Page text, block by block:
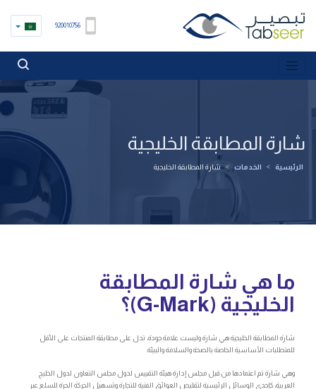
920010756
شارة المطابقة الخليجية
الرئيسية > الخدمات > شارة المطابقة الخليجية
ما هي شارة المطابقة
الخليجية (G-Mark)؟
شارة المطابقة الخليجية هي شارة وليست علامة جودة، تدل على مطابقة المنتجات على الأقل
للمتطلبات الأساسية الخاصة بالصحة والسلامة والبيئة.
وهي شارة تم اعتمادها من قبل مجلس إدارة هيئة التقييس لدول مجلس التعاون لدول الخليج
العربية، كإحدى الوسائل الرئيسية لتقليص العوائق الفنية للتجارة وتسهيل الحركة الحرة للسلع عبر